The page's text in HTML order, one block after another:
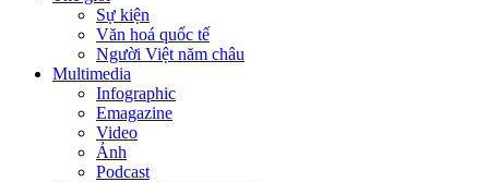
Sự kiện
Văn hoá quốc tế
Người Việt năm châu
Multimedia
Infographic
Emagazine
Video
Ảnh
Podcast